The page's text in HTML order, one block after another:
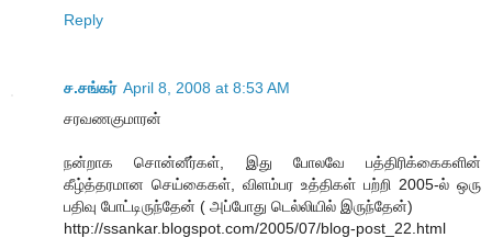
Reply
ச.சங்கர் April 8, 2008 at 8:53 AM
சரவணகுமாரன்
நன்றாக சொன்னீர்கள், இது போலவே பத்திரிக்கைகளின்
கீழ்த்தரமான செய்கைகள், விளம்பர உத்திகள் பற்றி 2005-ல் ஒரு
பதிவு போட்டிருந்தேன் ( அப்போது டெல்லியில் இருந்தேன்)
http://ssankar.blogspot.com/2005/07/blog-post_22.html